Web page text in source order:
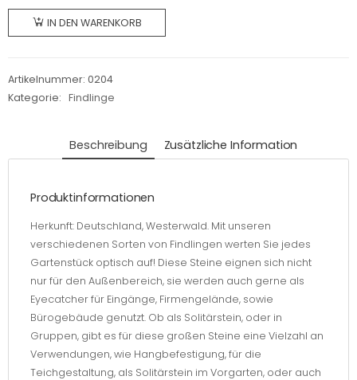
werden
Findling
(anthrazit)
Menge
IN DEN WARENKORB
Artikelnummer: 0204
Kategorie:
Findlinge
Beschreibung Zusätzliche Information
Produktinformationen
Herkunft: Deutschland, Westerwald. Mit unseren
verschiedenen Sorten von Findlingen werten Sie jedes
Gartenstück optisch auf! Diese Steine eignen sich nicht
nur für den Außenbereich, sie werden auch gerne als
Eyecatcher für Eingänge, Firmengelände, sowie
Bürogebäude genutzt. Ob als Solitärstein, oder in
Gruppen, gibt es für diese großen Steine eine Vielzahl an
Verwendungen, wie Hangbefestigung, für die
Teichgestaltung, als Solitärstein im Vorgarten, oder auch